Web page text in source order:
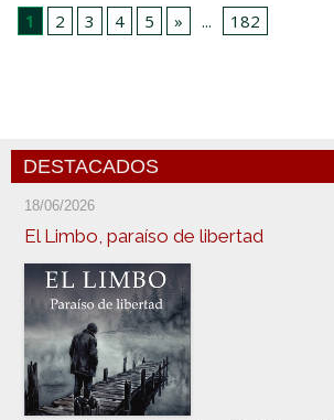
1
2 3 4 5 » ... 182
DESTACADOS
18/06/2026
El Limbo, paraíso de libertad